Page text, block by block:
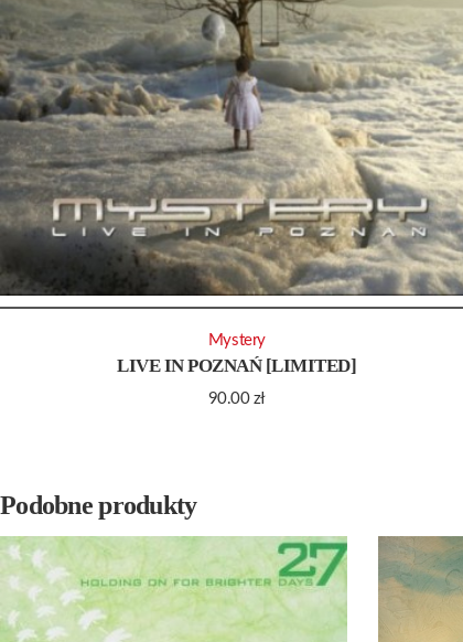
LIVE IN POZNAŃ [LIMITED]
90.00 zł
Mystery
Podobne produkty